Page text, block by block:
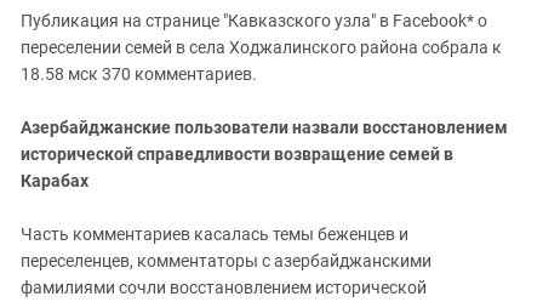
Публикация на странице "Кавказского узла" в Facebook* о
переселении семей в села Ходжалинского района собрала к
18.58 мск 370 комментариев.
Азербайджанские пользователи назвали восстановлением
исторической справедливости возвращение семей в
Карабах
Часть комментариев касалась темы беженцев и
переселенцев, комментаторы с азербайджанскими
фамилиями сочли восстановлением исторической